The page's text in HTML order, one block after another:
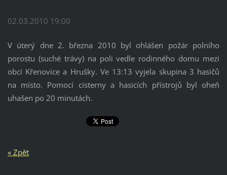
02.03.2010 19:00
V úterý dne 2. března 2010 byl ohlášen požár polního
porostu (suché trávy) na poli vedle rodinného domu mezi
obcí Křenovice a Hrušky. Ve 13:13 vyjela skupina 3 hasičů
na místo. Pomocí cisterny a hasicích přístrojů byl oheň
uhašen po 20 minutách.
« Zpět